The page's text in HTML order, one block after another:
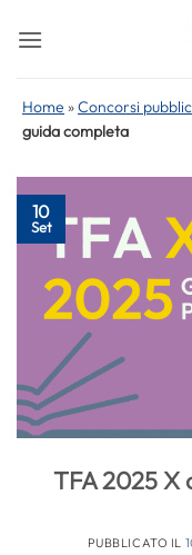
Home »Concorsi
guida completa
10
Set
TFA 2025 X
PUBBLICATO IL